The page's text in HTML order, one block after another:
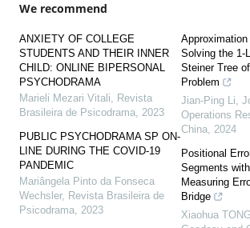
We recommend
ANXIETY OF COLLEGE
STUDENTS AND THEIR INNER
CHILD: ONLINE BIPERSONAL
PSYCHODRAMA
Marieli Mezari Vitali, Revista
Brasileira de Psicodrama, 2023
PUBLIC PSYCHODRAMA SP ON-
LINE DURING THE COVID-19
PANDEMIC
Mariângela Pinto da Fonseca
Wechsler, Revista Brasileira de
Psicodrama, 2023
Solving the 1-
Steiner Tree
Problem
Jian-Ping Li,
Operations
China, 2024
Positional
Segments
Measuring
Bridge
Xiaohua TONG